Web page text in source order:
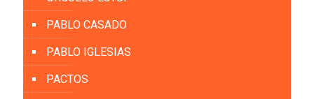
PABLO CASADO
PABLO IGLESIAS
PACTOS